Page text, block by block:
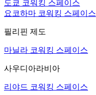
도쿄 코워킹 스페이스
요코하마 코워킹 스페이스
필리핀 제도
마닐라 코워킹 스페이스
사우디아라비아
리야드 코워킹 스페이스